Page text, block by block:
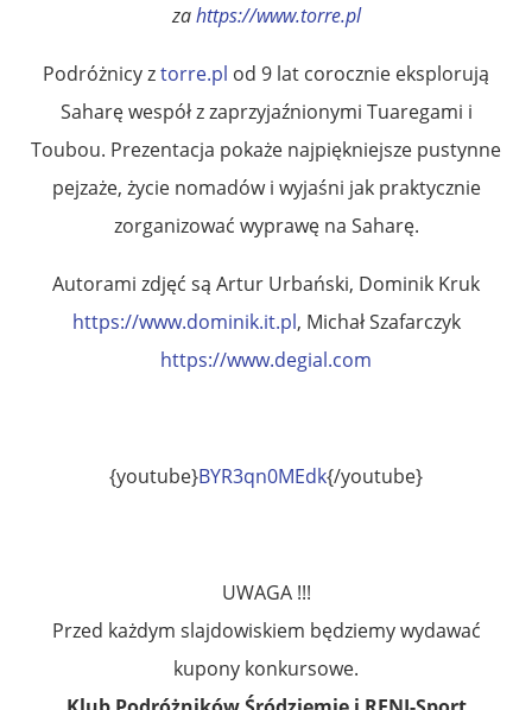
zahttps://www.torre.pl
Podróżnicy ztorre.pl od 9 lat corocznie eksplorują
Saharę wespół z zaprzyjaźnionymi Tuaregami i
Toubou. Prezentacja pokaże najpiękniejsze pustynne
pejzaże, życie nomadów i wyjaśni jak praktycznie
zorganizować wyprawę na Saharę.
Autorami zdjęć są Artur Urbański, Dominik Kruk
https://www.dominik.it.pl, Michał Szafarczyk
https://www.degial.com
{youtube}BYR3qn0MEdk{/youtube}
UWAGA !!!
Przed każdym slajdowiskiem będziemy wydawać
kupony konkursowe.